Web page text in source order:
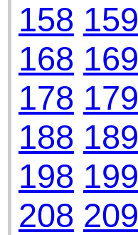
158 159
168 169
178 179
188 189
198 199
208 209